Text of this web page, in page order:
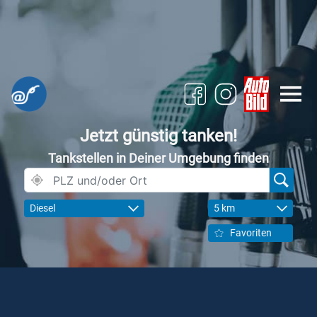
Jetzt günstig tanken!
Tankstellen in Deiner Umgebung finden
Diesel 5 km
Favoriten